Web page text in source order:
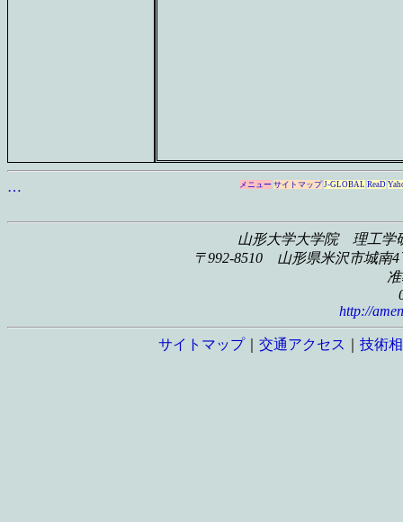
… メニュー サイトマップ J-GLOBAL ReaD
山形大学大学院 理工学
〒992-8510 山形県米沢市城南4
http://
サイトマップ｜ 交通アクセス 技術